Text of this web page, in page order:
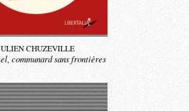
CHUZEVILLE
communard sans frontières